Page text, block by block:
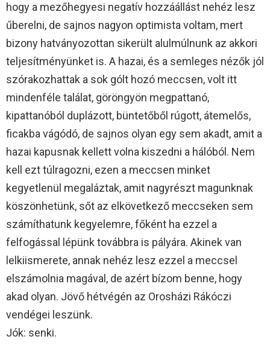
hogy a mezőhegyesi negatív hozzáállást nehéz lesz
űberelni, de sajnos nagyon optimista voltam, mert
bizony hatványozottan sikerült alulmúlnunk az akkori
teljesítményünket is. A hazai, és a semleges nézők jól
szórakozhattak a sok gólt hozó meccsen, volt itt
mindenféle találat, göröngyön megpattanó,
kipattanóból duplázott, büntetőből rúgott, átemelős,
ficakba vágódó, de sajnos olyan egy sem akadt, amit a
hazai kapusnak kellett volna kiszedni a hálóból. Nem
kell ezt túlragozni, ezen a meccsen minket
kegyetlenül megaláztak, amit nagyrészt magunknak
köszönhetünk, sőt az elkövetkező meccseken sem
számíthatunk kegyelemre, főként ha ezzel a
felfogással lépünk továbbra is pályára. Akinek van
lelkiismerete, annak nehéz lesz ezzel a meccsel
elszámolnia magával, de azért bízom benne, hogy
akad olyan. Jövő hétvégén az Orosházi Rákóczi
vendégei leszünk.
Jók: senki.